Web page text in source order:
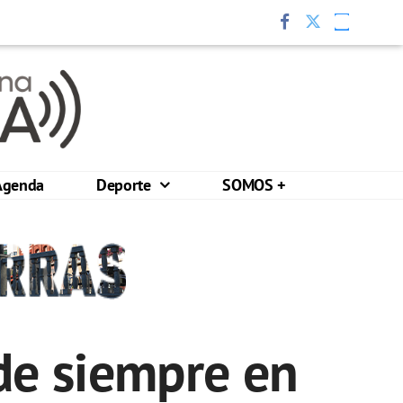
Deporte SOMOS +
siempre en